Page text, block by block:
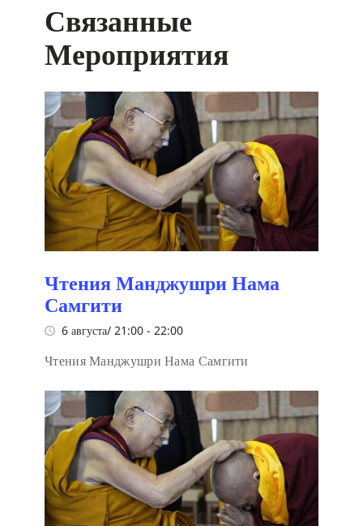
Связанные
Мероприятия
Чтения Манджушри Нама
Самгити
6 августа/ 21:00 - 22:00
Чтения Манджушри Нама Самгити